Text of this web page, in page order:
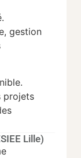
gestion
projets
Lille)